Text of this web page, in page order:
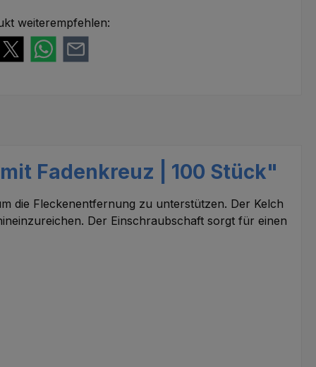
weiterempfehlen:
Fadenkreuz | 100 Stück"
die Fleckenentfernung zu unterstützen. Der Kelch
Der Einschraubschaft sorgt für einen